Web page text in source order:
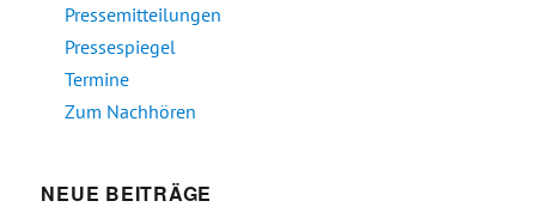
Pressemitteilungen
Pressespiegel
Termine
Zum Nachhören
NEUE BEITRÄGE